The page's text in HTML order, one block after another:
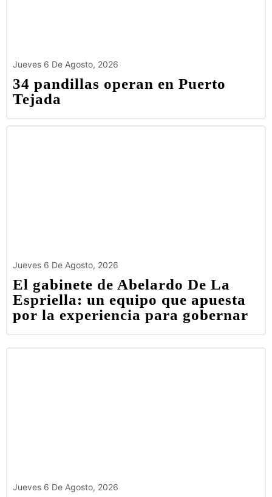
Jueves 6 De Agosto, 2026
34 pandillas operan en Puerto
Tejada
Jueves 6 De Agosto, 2026
El gabinete de Abelardo De La
Espriella: un equipo que apuesta
por la experiencia para gobernar
Jueves 6 De Agosto, 2026